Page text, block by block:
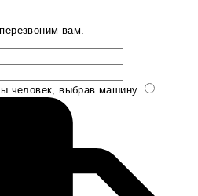
вам.
человек, выбрав машину.